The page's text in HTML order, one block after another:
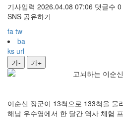
기사입력 2026.04.08 07:06 댓글수 0
SNS 공유하기
fa tw
ba
ks url
가-
가+
이순신 장군이 13척으로 133척을 물
해남 우수영에서 한 달간 역사 체험